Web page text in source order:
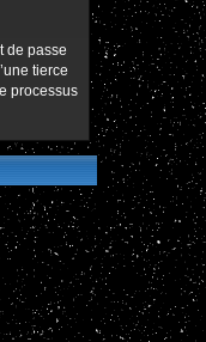
de passe
tierce
processus